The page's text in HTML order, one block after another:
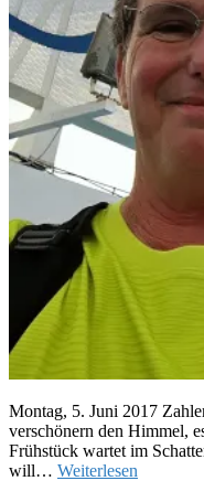
Montag, 5. Juni 2017
verschönern den Himmel,
Frühstück wartet im
will… Weiterlesen